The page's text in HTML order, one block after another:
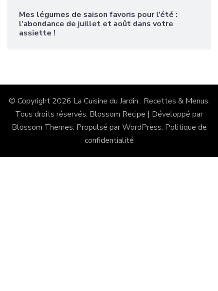
Mes légumes de saison favoris pour l’été :
l’abondance de juillet et août dans votre
assiette !
© Copyright 2026 La Cuisine du Jardin : Recettes & Menus.
Tous droits réservés. Blossom Recipe | Développé par
Blossom Themes. Propulsé parWordPress. Politique de
confidentialité